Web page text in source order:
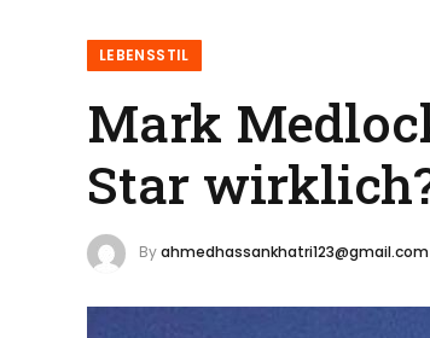
LEBENSSTIL
Mark
Star
Byahmedhassankhatri123@gmail.com